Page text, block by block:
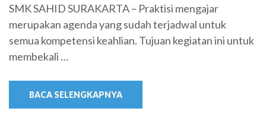
SMK SAHID SURAKARTA – Praktisi mengajar
merupakan agenda yang sudah terjadwal untuk
semua kompetensi keahlian. Tujuan kegiatan ini untuk
membekali …
BACA SELENGKAPNYA